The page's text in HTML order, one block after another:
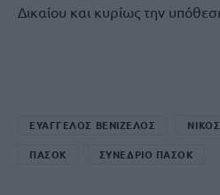
Δικαίου και κυρίως την
ΕΥΑΓΓΕΛΟΣ ΒΕΝΙΖΕΛΟΣ
ΠΑΣΟΚ ΣΥΝΕΔΡΙΟ ΠΑΣΟΚ